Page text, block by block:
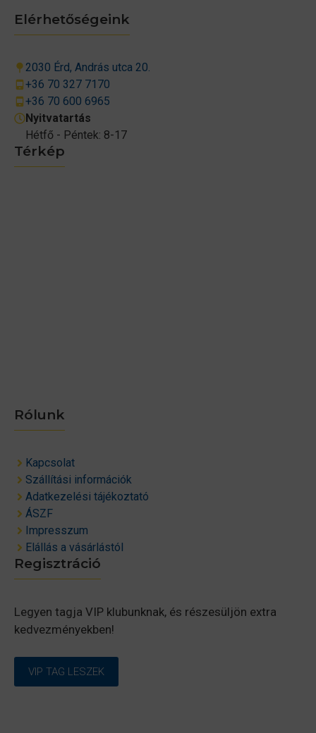
Térkép
Rólunk
Kapcsolat
Szállítási információk
Adatkezelési tájékoztató
ÁSZF
Impresszum
Elállás a vásárlástól
Elérhetőségeink
2030 Érd, András utca 20.
+36 70 327 7170
+36 70 600 6965
Nyitvatartás
Hétfő - Péntek: 8-17
Regisztráció
Legyen tagja VIP klubunknak, és részesüljön extra
kedvezményekben!
VIP TAG LESZEK